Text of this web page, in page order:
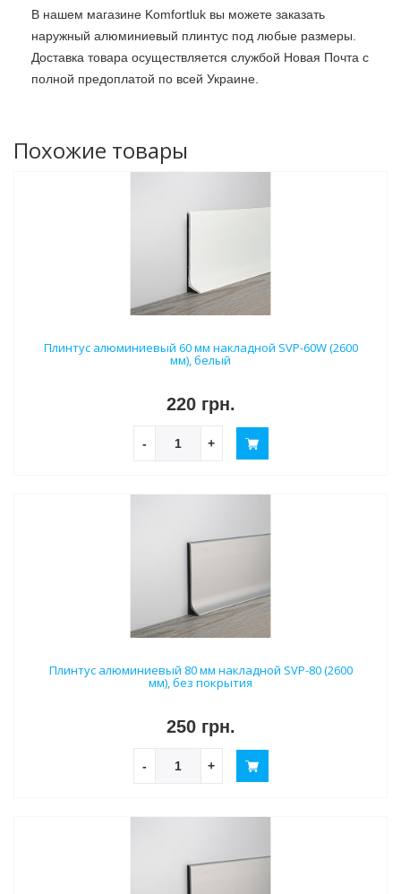
В нашем магазине Komfortluk вы можете заказать
наружный алюминиевый плинтус под любые размеры.
Доставка товара осуществляется службой Новая Почта с
полной предоплатой по всей Украине.
Похожие товары
Плинтус алюминиевый 60 мм накладной SVP-60W (2600
мм), белый
220 грн.
- +
Плинтус алюминиевый 80 мм накладной SVP-80 (2600
мм), без покрытия
250 грн.
- +